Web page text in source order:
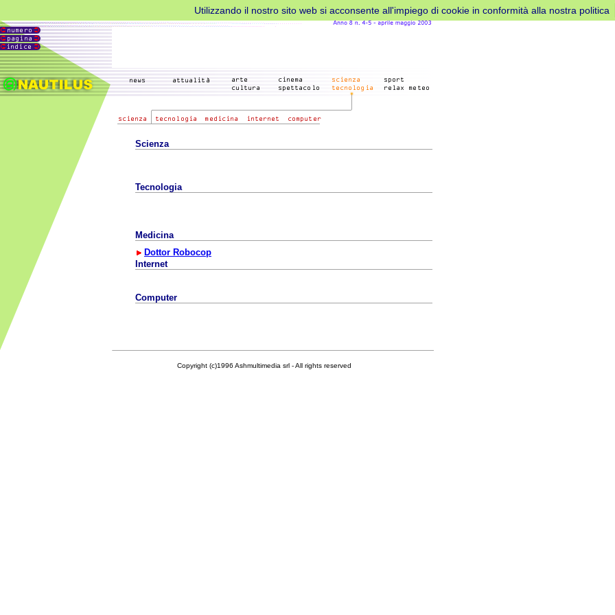
Utilizzando il nostro sito web si acconsente all'impiego di cookie in conformità alla nostra politica
Scienza
Tecnologia
Medicina
Dottor Robocop
Internet
Computer
Copyright (c)1996 Ashmultimedia srl - All rights reserved